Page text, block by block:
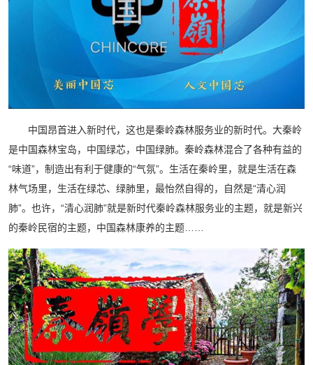
中国昂首进入新时代，这也是秦岭森林服务业的新时代。大秦岭
是中国森林宝岛，中国绿芯，中国绿肺。秦岭森林混合了各种有益的
“味道”，制造出有利于健康的“气氛”。生活在秦岭里，就是生活在森
林气场里，生活在绿芯、绿肺里，最怡然自得的，自然是“清心润
肺”。也许，“清心润肺”就是新时代秦岭森林服务业的主题，就是新兴
的秦岭民宿的主题，中国森林康养的主题……